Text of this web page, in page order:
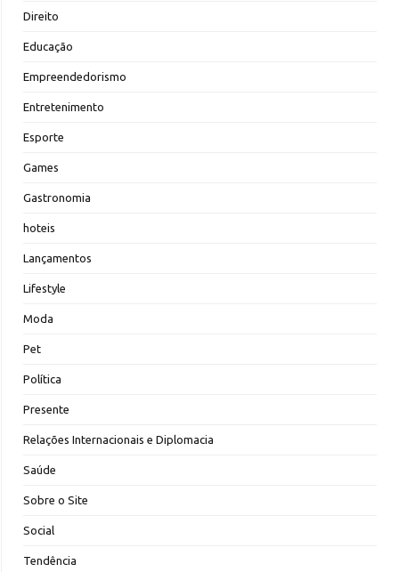
Direito
Educação
Empreendedorismo
Entretenimento
Esporte
Games
Gastronomia
hoteis
Lançamentos
Lifestyle
Moda
Pet
Política
Presente
Relações Internacionais e Diplomacia
Saúde
Sobre o Site
Social
Tendência